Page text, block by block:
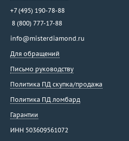
+7 (495) 190-78-88
8 (800) 777-17-88
info@misterdiamond.ru
Для обращений
Письмо руководству
Политика ПД скупка/продажа
Политика ПД ломбард
Гарантии
ИНН 503609561072